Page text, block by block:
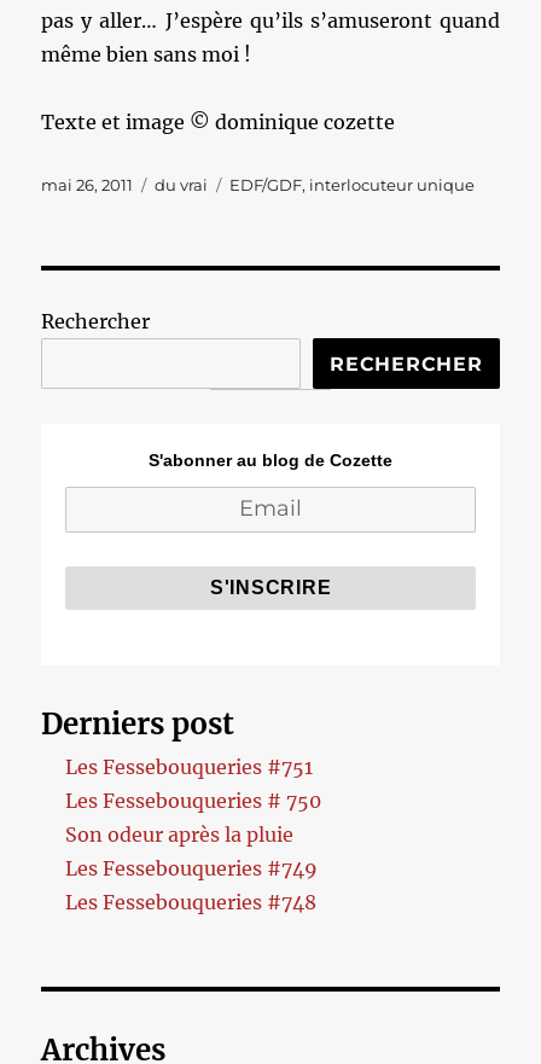
pas y aller… J’espère qu’ils s’amuseront quand
même bien sans moi !
Texte et image © dominique cozette
Publié
mai 26, 2011 Catégories
du vrai Étiquettes
EDF/GDF, interlocuteur unique
Rechercher
RECHERCHER
S'abonner au blog de Cozette
Derniers post
Les Fessebouqueries #751
Les Fessebouqueries # 750
Son odeur après la pluie
Les Fessebouqueries #749
Les Fessebouqueries #748
Archives